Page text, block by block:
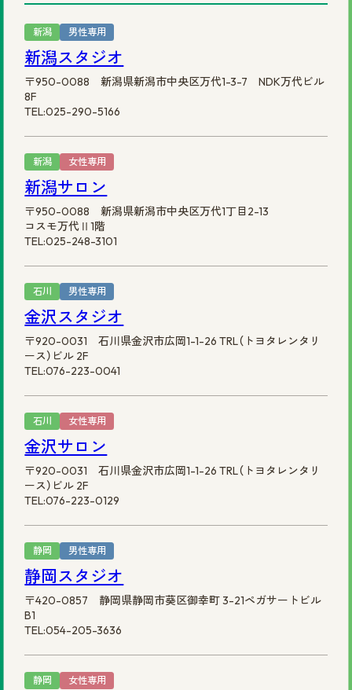
新潟 男性専用
新潟スタジオ
〒950-0088 新潟県新潟市中央区万代1-3-7 NDK万代ビル
8F
TEL:025-290-5166
新潟 女性専用
新潟サロン
〒950-0088 新潟県新潟市中央区万代1丁目2-13
コスモ万代Ⅱ1階
TEL:025-248-3101
石川 男性専用
金沢スタジオ
〒920-0031 石川県金沢市広岡1-1-26 TRL（トヨタレンタリ
ース）ビル 2F
TEL:076-223-0041
石川 女性専用
金沢サロン
〒920-0031 石川県金沢市広岡1-1-26 TRL（トヨタレンタリ
ース）ビル 2F
TEL:076-223-0129
静岡 男性専用
静岡スタジオ
〒420-0857 静岡県静岡市葵区御幸町 3-21ペガサートビル
B1
TEL:054-205-3636
静岡 女性専用